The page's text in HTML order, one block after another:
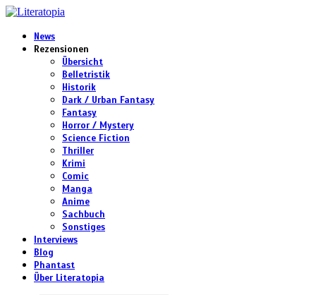
News
Rezensionen
Übersicht
Belletristik
Historik
Dark / Urban Fantasy
Fantasy
Horror / Mystery
Science Fiction
Thriller
Krimi
Comic
Manga
Anime
Sachbuch
Sonstiges
Interviews
Blog
Phantast
Über Literatopia